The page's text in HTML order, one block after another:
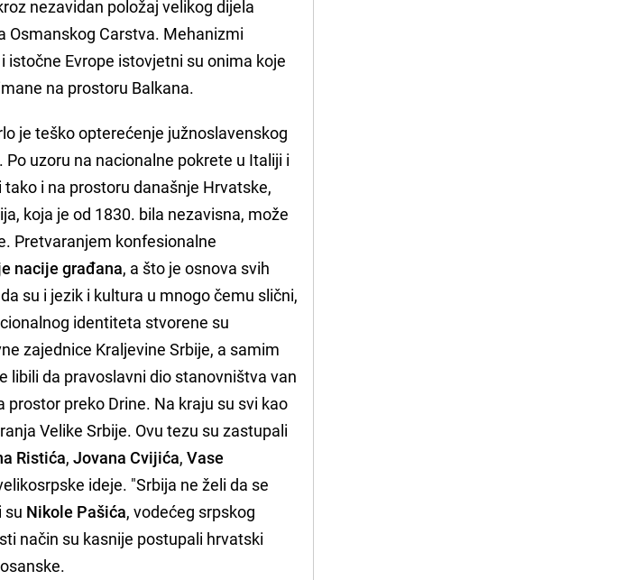
nezavidan položaj velikog dijela
Osmanskog Carstva. Mehanizmi
Evrope istovjetni su onima koje
na prostoru Balkana.
je teško opterećenje južnoslavenskog
uzoru na nacionalne pokrete u Italiji i
i na prostoru današnje Hrvatske,
koja je od 1830. bila nezavisna, može
Pretvaranjem konfesionalne
nacije građana, a što je osnova svih
su i jezik i kultura u mnogo čemu slični,
identiteta stvorene su
zajednice Kraljevine Srbije, a samim
libili da pravoslavni dio stanovništva van
preko Drine. Na kraju su svi kao
Velike Srbije. Ovu tezu su zastupali
Ristića,Jovana Cvijića,Vase
ideje. "Srbija ne želi da se
su Nikole Pašića, vodećeg srpskog
način su kasnije postupali hrvatski